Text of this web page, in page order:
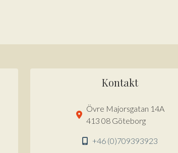
Kontakt
Övre Majorsgatan 14A
413 08 Göteborg
+46 (0)709393923